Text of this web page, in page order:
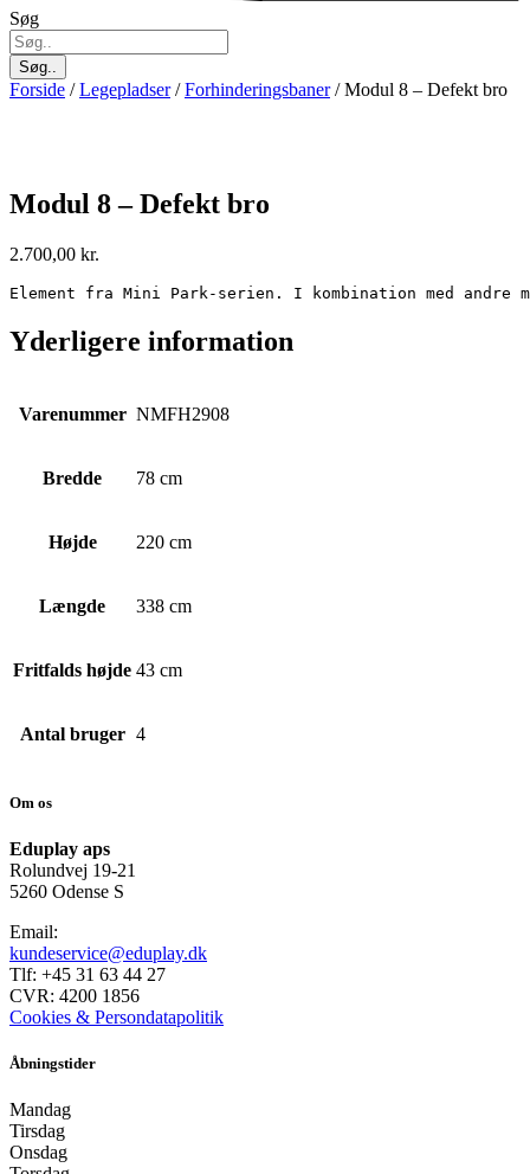
Søg
Søg..
Forside /Legepladser/Forhinderingsbaner/ Modul 8 – Defekt bro
Modul 8 – Defekt bro
2.700,00 kr.
Element fra Mini Park-serien. I kombination med
Yderligere information
Varenummer NMFH2908
Bredde 78 cm
Højde 220 cm
Længde 338 cm
Fritfalds højde 43 cm
Antal bruger 4
Om os
Eduplay aps
Rolundvej 19-21
5260 Odense S
Email:
kundeservice@eduplay.dk
Tlf: +45 31 63 44 27
CVR: 4200 1856
Cookies & Persondatapolitik
Åbningstider
Mandag
Tirsdag
Onsdag